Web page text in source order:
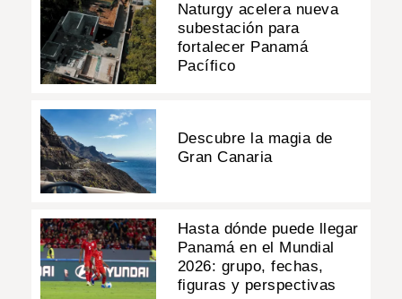
Naturgy acelera nueva
subestación para
fortalecer Panamá
Pacífico
Descubre la magia de
Gran Canaria
Hasta dónde puede llegar
Panamá en el Mundial
2026: grupo, fechas,
figuras y perspectivas